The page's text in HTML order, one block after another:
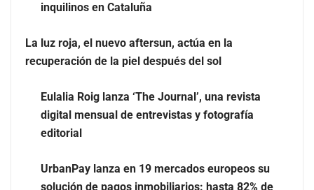
El nuevo mapa de zonas tensionadas abre nuevos
frentes legales para propietarios e inquilinos en
La luz roja, el nuevo aftersun, actúa en la recuperación
inquilinos en Cataluña
La luz roja, el nuevo aftersun, actúa en la
recuperación de la piel después del sol
Eulalia Roig lanza ‘The Journal’, una revista
digital mensual de entrevistas y fotografía
editorial
UrbanPay lanza en 19 mercados europeos su
solución de pagos inmobiliarios: hasta 82% de